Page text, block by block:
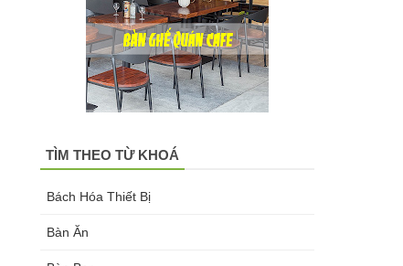
TÌM THEO TỪ KHOÁ
Bách Hóa Thiết Bị
Bàn Ăn